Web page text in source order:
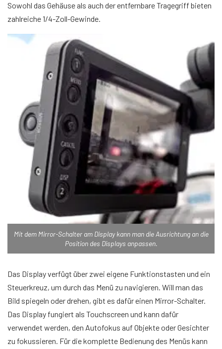
Sowohl das Gehäuse als auch der entfernbare Tragegriff bieten
zahlreiche 1/4-Zoll-Gewinde.
Mit dem Mirror-Schalter am Display kann man die Ausrichtung an die
Position des Displays anpassen.
Das Display verfügt über zwei eigene Funktionstasten und ein
Steuerkreuz, um durch das Menü zu navigieren. Will man das
Bild spiegeln oder drehen, gibt es dafür einen Mirror-Schalter.
Das Display fungiert als Touchscreen und kann dafür
verwendet werden, den Autofokus auf Objekte oder Gesichter
zu fokussieren. Für die komplette Bedienung des Menüs kann